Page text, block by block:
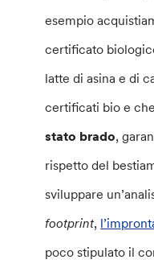
esempio
certificato
latte di asina e di
certificati bio e
stato brado,
rispetto del
sviluppare
footprint,
poco stipulato il